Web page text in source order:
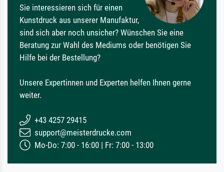
Sie interessieren sich für einen
Kunstdruck aus unserer Manufaktur,
sind sich aber noch unsicher? Wünschen Sie eine
Beratung zur Wahl des Mediums oder benötigen Sie
Hilfe bei der Bestellung?
Unsere Expertinnen und Experten helfen Ihnen gerne
weiter.
+43 4257 29415
support@meisterdrucke.com
Mo-Do: 7:00 - 16:00 | Fr: 7:00 - 13:00